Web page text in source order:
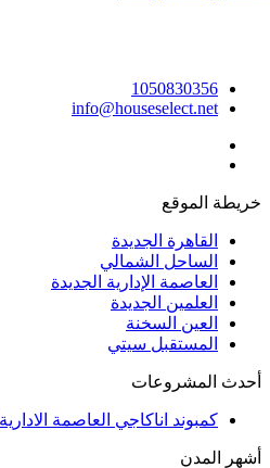
الجديدة
الشمالي
الإدارية الجديدة
الجديدة
السخنة
سيتي
اناكاجي العاصمة الادارية الجديدة